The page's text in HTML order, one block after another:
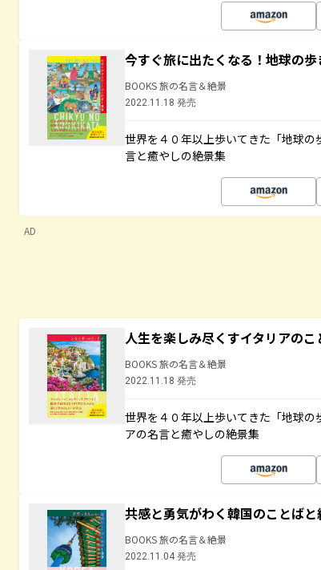
今すぐ旅に出たくなる！地球の
BOOKS 旅の名言＆絶景
2022.11.18 発売
世界を４０年以上歩いてきた「地球
言と癒やしの絶景集
AD
人生を楽しみ尽くすイタリアのこ
BOOKS 旅の名言＆絶景
2022.11.18 発売
世界を４０年以上歩いてきた「地球
アの名言と癒やしの絶景集
共感と勇気がわく韓国のことばと
BOOKS 旅の名言＆絶景
2022.11.04 発売